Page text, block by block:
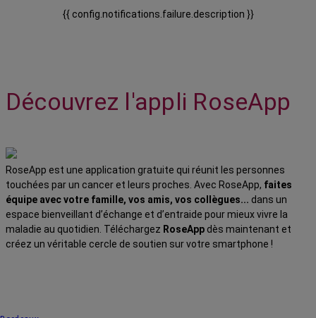
{{ config.notifications.failure.description }}
Découvrez l'appli RoseApp
RoseApp est une application gratuite qui réunit les personnes
touchées par un cancer et leurs proches. Avec RoseApp, faites
équipe avec votre famille, vos amis, vos collègues... dans un
espace bienveillant d’échange et d’entraide pour mieux vivre la
maladie au quotidien. Téléchargez RoseApp dès maintenant et
créez un véritable cercle de soutien sur votre smartphone !